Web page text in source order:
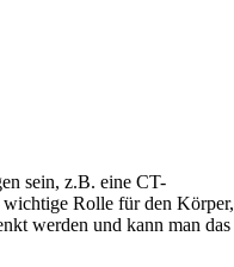
sein, z.B. eine CT-
wichtige Rolle für den Körper,
werden und kann man das